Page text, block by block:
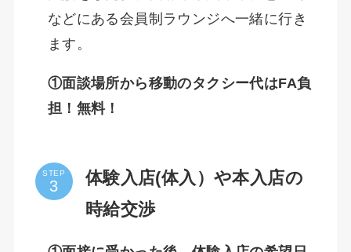
などにある会員制ラウンジへ一緒に行き
ます。
①面談場所から移動のタクシー代はFA負
担！無料！
STEP
体験入店(体入）や本入店の
時給交渉